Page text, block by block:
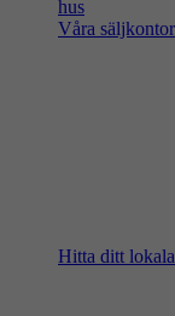
Våra säljkontor
Hitta ditt